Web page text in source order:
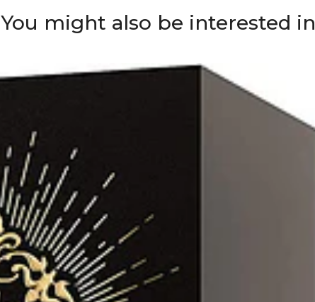
You might also be interested in